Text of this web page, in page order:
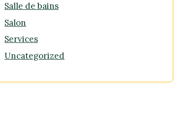
Salle de bains
Salon
Services
Uncategorized